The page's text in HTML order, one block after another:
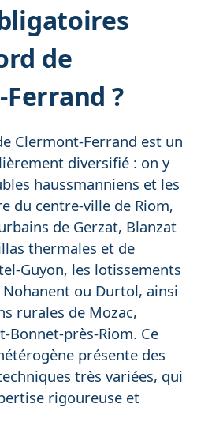
de
?
Clermont-Ferrand est un
diversifié : on y
haussmanniens et les
du centre-ville de Riom,
de Gerzat, Blanzat
thermales et de
Guyon, les lotissements
Nohanent ou Durtol, ainsi
rurales de Mozac,
Bonnet-près-Riom. Ce
présente des
très variées, qui
rigoureuse et